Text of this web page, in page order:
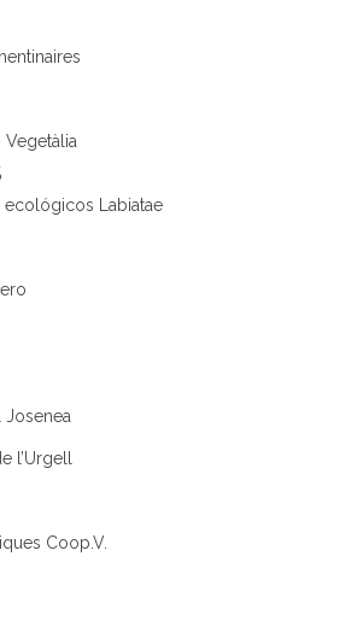
ecológicos Labiatae
l’Urgell
Coop.V.